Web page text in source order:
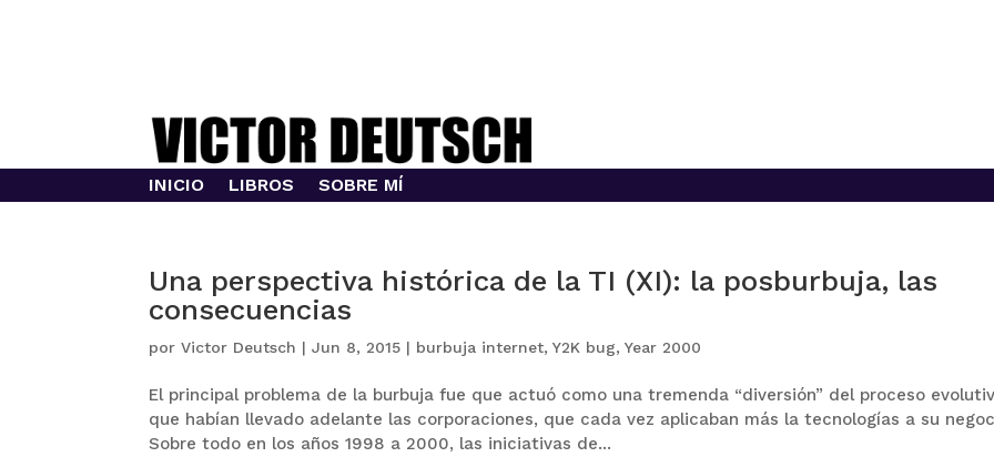
INICIO LIBROS SOBRE MÍ
Una perspectiva histórica de la TI (XI): la posburbuja, las
consecuencias
porVictor Deutsch |Jun 8, 2015 | burbuja internet,Y2K bug,Year 2000
El principal problema de la burbuja fue que actuó como una tremenda “diversión” del proceso
que habían llevado adelante las corporaciones, que cada vez aplicaban más la tecnologías a su
Sobre todo en los años 1998 a 2000, las iniciativas de...